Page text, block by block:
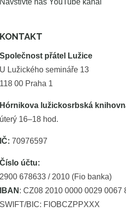
Navštivte náš YouTube kanál
KONTAKT
Společnost přátel Lužice
U Lužického semináře 13
118 00 Praha 1
Hórnikova lužickosrbská
úterý 16–18 hod.
IČ: 70976597
Číslo účtu:
2900 678633 / 2010 (Fio banka)
IBAN : CZ08 2010 0000 0029 0067
SWIFT/BIC: FIOBCZPPXXX